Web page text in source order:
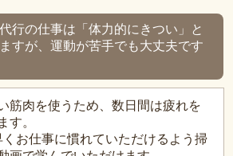
行の仕事は「体力的にきつい」と
すが、運動が苦手でも大丈夫です
筋肉を使うため、数日間は疲れを
す。
お仕事に慣れていただけるよう掃